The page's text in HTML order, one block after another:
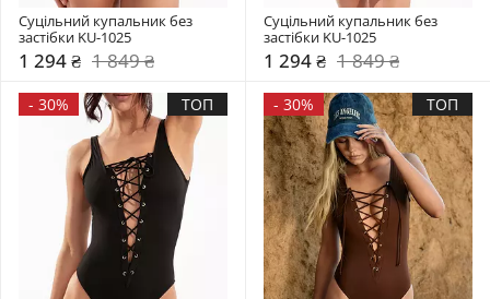
Суцільний купальник без
застібки KU-1025
1 294 ₴ 1 849 ₴
Суцільний купальник без
застібки KU-1025
1 294 ₴ 1 849 ₴
- 30% ТОП - 30% ТОП